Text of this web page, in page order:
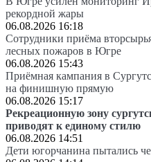
рекордной жары
06.08.2026 16:18
Сотрудники приёма
лесных пожаров в Югре
06.08.2026 15:43
Приёмная кампания в
на финишную прямую
06.08.2026 15:17
Рекреационную зону
приводят к единому стилю
06.08.2026 14:51
Дети югорчанина пытались